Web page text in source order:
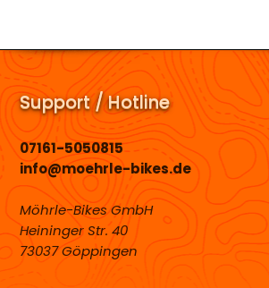
Support / Hotline
07161-5050815
info@moehrle-bikes.de
Möhrle-Bikes GmbH
Heininger Str. 40
73037 Göppingen